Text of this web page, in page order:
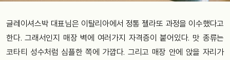
글레이셔스박 대표님은 이탈리아에서 정통 젤라또 과정을 이수했다고
한다. 그래서인지 매장 벽에 여러가지 자격증이 붙어있다. 맛 종류는
코타티 성수처럼 심플한 쪽에 가깝다. 그리고 매장 안에 앉을 자리가